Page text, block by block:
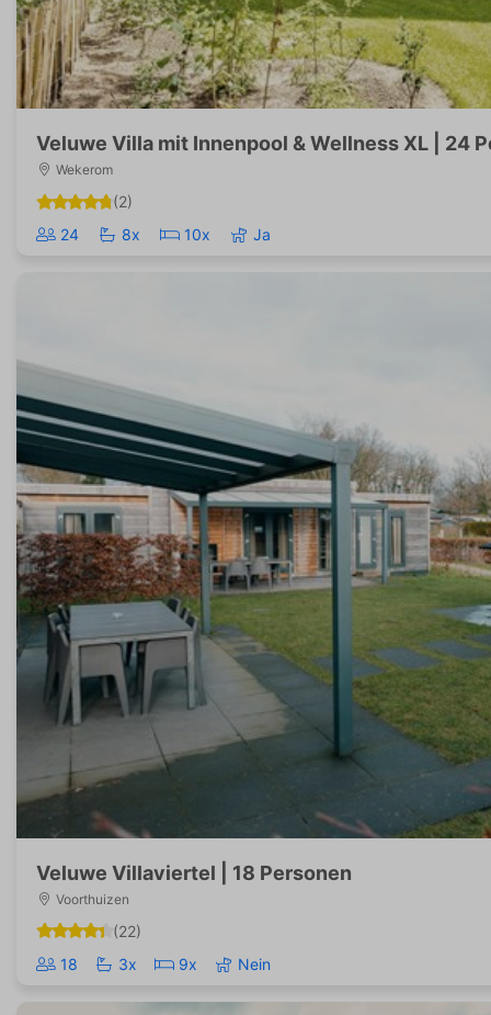
Veluwe Villa mit Innenpool & Wellness XL | 24
Wekerom
(2)
24
8x 10x Ja
Veluwe Villaviertel | 18 Personen
Voorthuizen
(22)
18
3x 9x Nein